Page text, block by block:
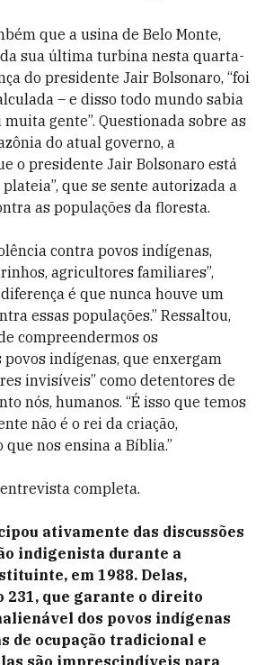
que a usina de Belo Monte,
sua última turbina nesta quarta-
do presidente Jair Bolsonaro, “foi
– e disso todo mundo sabia
gente”. Questionada sobre as
do atual governo, a
o presidente Jair Bolsonaro está
que se sente autorizada a
as populações da floresta.
contra povos indígenas,
agricultores familiares”,
é que nunca houve um
essas populações.” Ressaltou,
compreendermos os
indígenas, que enxergam
invisíveis” como detentores de
nós, humanos. “É isso que temos
não é o rei da criação,
nos ensina a Bíblia.”
completa.
ativamente das discussões
indigenista durante a
em 1988. Delas,
231, que garante o direito
dos povos indígenas
de ocupação tradicional e
são imprescindíveis para